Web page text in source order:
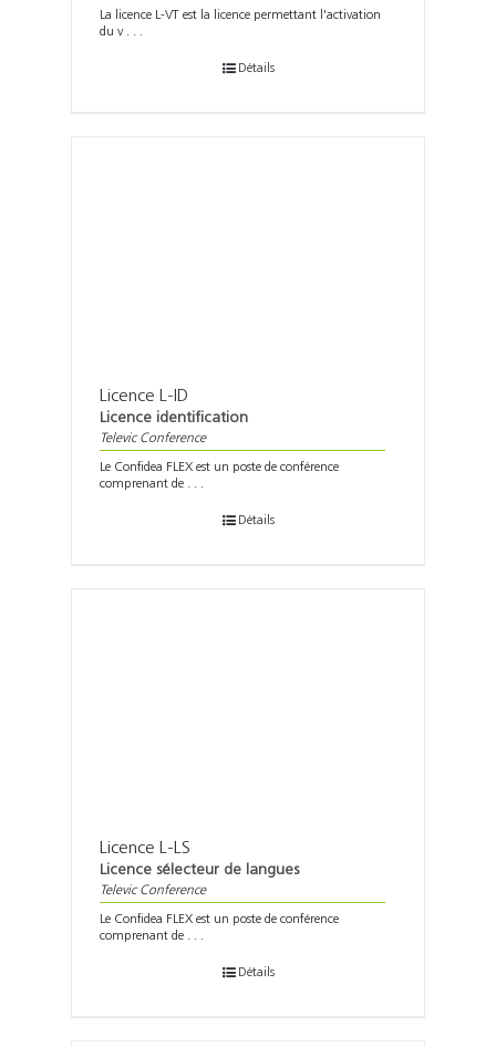
La licence L-VT est la licence permettant l'activation
du v . . .
Détails
Licence L-ID
Licence identification
Televic Conference
Le Confidea FLEX est un poste de conférence
comprenant de . . .
Détails
Licence L-LS
Licence sélecteur de langues
Televic Conference
Le Confidea FLEX est un poste de conférence
comprenant de . . .
Détails